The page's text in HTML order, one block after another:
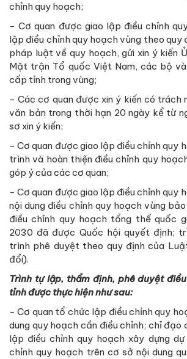
chỉnh quy hoạch;
- Cơ quan được giao lập điều chỉnh
lập điều chỉnh quy hoạch vùng theo quy
pháp luật về quy hoạch, gửi xin ý kiến
Mặt trận Tổ quốc Việt Nam, các bộ và
cấp tỉnh trong vùng;
- Các cơ quan được xin ý kiến có trách
văn bản trong thời hạn 20 ngày kể từ
sơ xin ý kiến;
- Cơ quan được giao lập điều chỉnh quy
trình và hoàn thiện điều chỉnh quy
góp ý của các cơ quan;
- Cơ quan được giao lập điều chỉnh quy
nội dung điều chỉnh quy hoạch vùng
điều chỉnh quy hoạch tổng thể quốc
2030 đã được Quốc hội quyết định;
trình phê duyệt theo quy định của
đổi).
Trình tự lập, thẩm định, phê duyệt
tỉnh được thực hiện như sau:
- Cơ quan tổ chức lập điều chỉnh quy
dung quy hoạch cần điều chỉnh; chỉ đạo
lập điều chỉnh quy hoạch xây dựng
chỉnh quy hoạch trên cơ sở nội dung